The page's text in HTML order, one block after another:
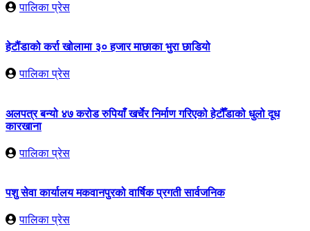
पालिका प्रेस
हेटौंडाको कर्रा खोलामा ३० हजार माछाका भुरा छाडियो
पालिका प्रेस
अलपत्र बन्यो ४७ करोड रुपियाँ खर्चेर निर्माण गरिएको हेटौँडाको धुलो दूध
कारखाना
पालिका प्रेस
पशु सेवा कार्यालय मकवानपुरको वार्षिक प्रगती सार्वजनिक
पालिका प्रेस